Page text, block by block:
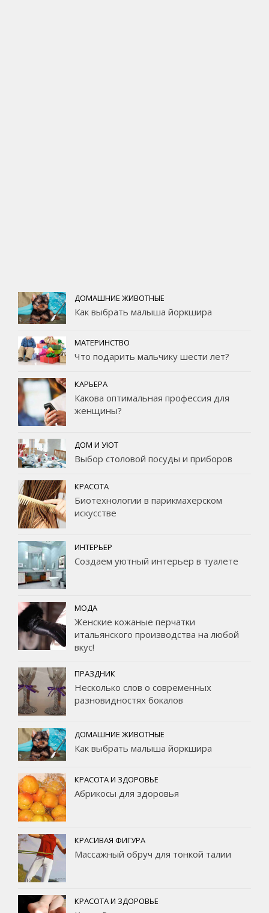
ДОМАШНИЕ ЖИВОТНЫЕ
Как выбрать малыша йоркшира
МАТЕРИНСТВО
Что подарить мальчику шести лет?
КАРЬЕРА
Какова оптимальная профессия для
женщины?
ДОМ И УЮТ
Выбор столовой посуды и приборов
КРАСОТА
Биотехнологии в парикмахерском
искусстве
ИНТЕРЬЕР
Создаем уютный интерьер в туалете
МОДА
Женские кожаные перчатки
итальянского производства на любой
вкус!
ПРАЗДНИК
Несколько слов о современных
разновидностях бокалов
ДОМАШНИЕ ЖИВОТНЫЕ
Как выбрать малыша йоркшира
КРАСОТА И ЗДОРОВЬЕ
Абрикосы для здоровья
КРАСИВАЯ ФИГУРА
Массажный обруч для тонкой талии
КРАСОТА И ЗДОРОВЬЕ